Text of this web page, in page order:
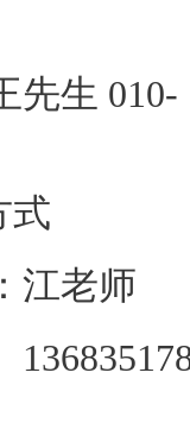
先生 010-
式
江老师